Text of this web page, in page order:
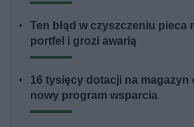
Ten błąd w czyszczeniu pieca
portfel i grozi awarią
16 tysięcy dotacji na magazyn
nowy program wsparcia